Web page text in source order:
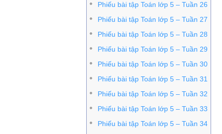
Phiếu bài tập Toán lớp 5 – Tuần 26
Phiếu bài tập Toán lớp 5 – Tuần 27
Phiếu bài tập Toán lớp 5 – Tuần 28
Phiếu bài tập Toán lớp 5 – Tuần 29
Phiếu bài tập Toán lớp 5 – Tuần 30
Phiếu bài tập Toán lớp 5 – Tuần 31
Phiếu bài tập Toán lớp 5 – Tuần 32
Phiếu bài tập Toán lớp 5 – Tuần 33
Phiếu bài tập Toán lớp 5 – Tuần 34